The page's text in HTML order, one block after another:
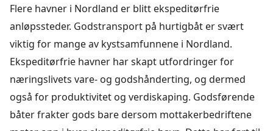
Flere havner i Nordland er blitt ekspeditørfrie
anløpssteder. Godstransport på hurtigbåt er svært
viktig for mange av kystsamfunnene i Nordland.
Ekspeditørfrie havner har skapt utfordringer for
næringslivets vare- og godshånderting, og dermed
også for produktivitet og verdiskaping. Godsførende
båter frakter gods bare dersom mottakerbedriftene